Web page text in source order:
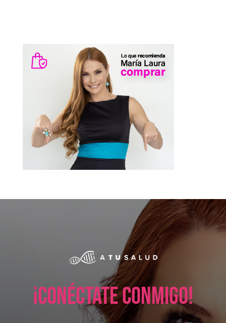
¡Conéctate conmigo!